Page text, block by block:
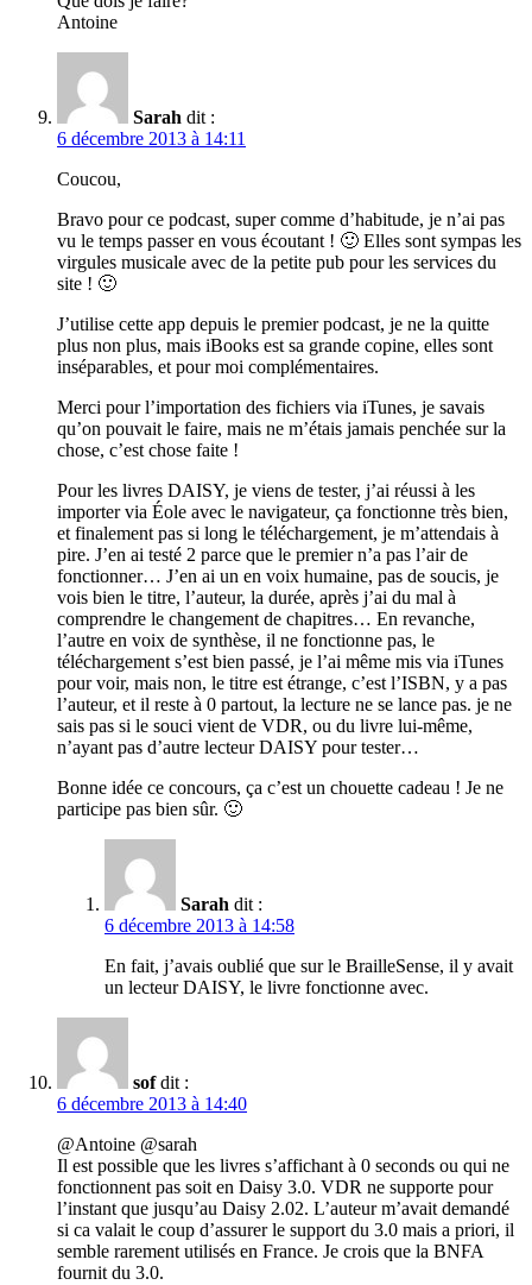
Antoine
Sarah dit :
6 décembre 2013 à 14:11
Coucou,
Bravo pour ce podcast, super comme d’habitude, je n’ai pas
vu le temps passer en vous écoutant ! 🙂 Elles sont sympas les
virgules musicale avec de la petite pub pour les services du
site ! 🙂
J’utilise cette app depuis le premier podcast, je ne la quitte
plus non plus, mais iBooks est sa grande copine, elles sont
inséparables, et pour moi complémentaires.
Merci pour l’importation des fichiers via iTunes, je savais
qu’on pouvait le faire, mais ne m’étais jamais penchée sur la
chose, c’est chose faite !
Pour les livres DAISY, je viens de tester, j’ai réussi à les
importer via Éole avec le navigateur, ça fonctionne très bien,
et finalement pas si long le téléchargement, je m’attendais à
pire. J’en ai testé 2 parce que le premier n’a pas l’air de
fonctionner… J’en ai un en voix humaine, pas de soucis, je
vois bien le titre, l’auteur, la durée, après j’ai du mal à
comprendre le changement de chapitres… En revanche,
l’autre en voix de synthèse, il ne fonctionne pas, le
téléchargement s’est bien passé, je l’ai même mis via iTunes
pour voir, mais non, le titre est étrange, c’est l’ISBN, y a pas
l’auteur, et il reste à 0 partout, la lecture ne se lance pas. je ne
sais pas si le souci vient de VDR, ou du livre lui-même,
n’ayant pas d’autre lecteur DAISY pour tester…
Bonne idée ce concours, ça c’est un chouette cadeau ! Je ne
participe pas bien sûr. 🙂
Sarah dit :
6 décembre 2013 à 14:58
En fait, j’avais oublié que sur le BrailleSense, il y avait
un lecteur DAISY, le livre fonctionne avec.
sof dit :
6 décembre 2013 à 14:40
@Antoine @sarah
Il est possible que les livres s’affichant à 0 seconds ou qui ne
fonctionnent pas soit en Daisy 3.0. VDR ne supporte pour
l’instant que jusqu’au Daisy 2.02. L’auteur m’avait demandé
si ca valait le coup d’assurer le support du 3.0 mais a priori, il
semble rarement utilisés en France. Je crois que la BNFA
fournit du 3.0.